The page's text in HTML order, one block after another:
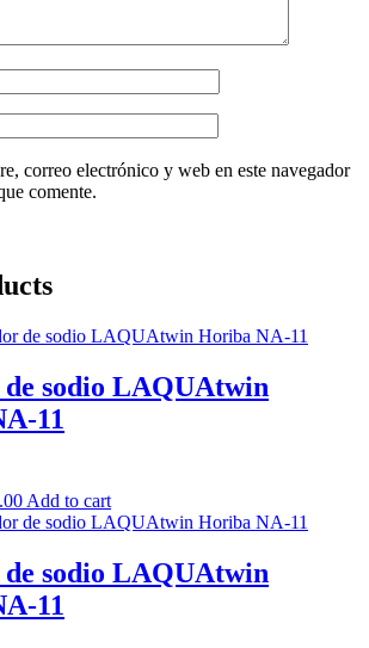
correo electrónico y web en este navegador
comente.
sodio LAQUAtwin
11
Current
price
S/ 29.00.
Add to cart
sodio LAQUAtwin
11